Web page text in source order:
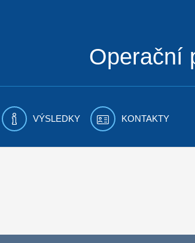
Operační
VÝSLEDKY KONTAKTY